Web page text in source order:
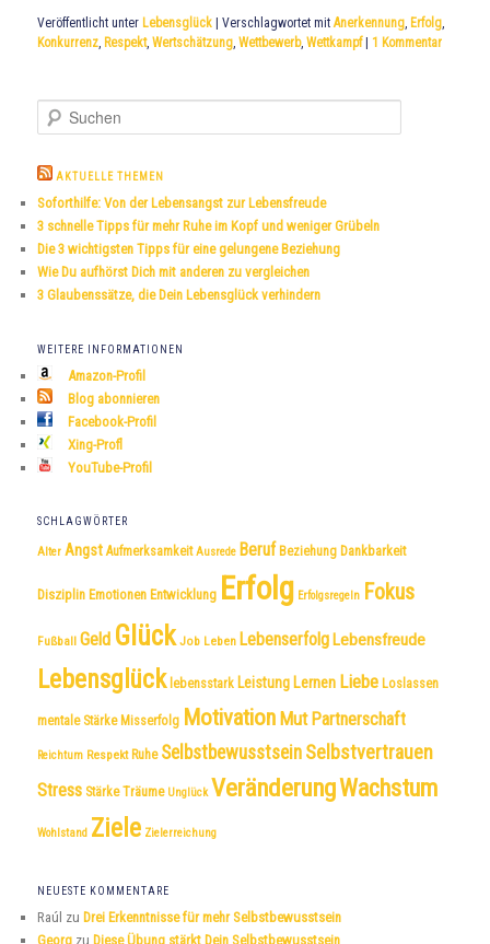
Veröffentlicht unter Lebensglück |Verschlagwortet mit Anerkennung, Erfolg,
Konkurrenz, Respekt,Wertschätzung,Wettbewerb,Wettkampf |1 Kommentar
h
n
AKTUELLE THEMEN
Soforthilfe: Von der Lebensangst zur Lebensfreude
3 schnelle Tipps für mehr Ruhe im Kopf und weniger Grübeln
Die 3 wichtigsten Tipps für eine gelungene Beziehung
Wie Du aufhörst Dich mit anderen zu vergleichen
3 Glaubenssätze, die Dein Lebensglück verhindern
WEITERE INFORMATIONEN
Amazon-Profil
Blog abonnieren
Facebook-Profil
Xing-Profl
YouTube-Profil
SCHLAGWÖRTER
Alter Angst Aufmerksamkeit Ausrede Beruf Beziehung Dankbarkeit
Disziplin Emotionen Entwicklung Erfolg Erfolgsregeln Fokus
Fußball Geld Glück Job Leben Lebenserfolg Lebensfreude
Lebensglück lebensstark Leistung Lernen Liebe Loslassen
mentale Stärke Misserfolg Motivation Mut Partnerschaft
Reichtum Respekt Ruhe Selbstbewusstsein Selbstvertrauen
Stress Stärke Träume Unglück VeränderungWachstum
Wohlstand Ziele Zielerreichung
NEUESTE KOMMENTARE
Raúl zu Drei Erkenntnisse für mehr Selbstbewusstsein
Georg zu Diese Übung stärkt Dein Selbstbewusstsein